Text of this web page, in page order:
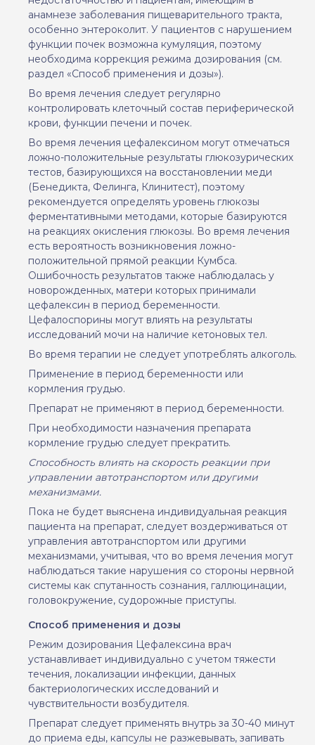
анамнезе заболевания пищеварительного тракта,
особенно энтероколит. У пациентов с нарушением
функции почек возможна кумуляция, поэтому
необходима коррекция режима дозирования (см.
раздел «Способ применения и дозы»).
Во время лечения следует регулярно
контролировать клеточный состав периферической
крови, функции печени и почек.
Во время лечения цефалексином могут отмечаться
ложно-положительные результаты глюкозурических
тестов, базирующихся на восстановлении меди
(Бенедикта, Фелинга, Клинитест), поэтому
рекомендуется определять уровень глюкозы
ферментативными методами, которые базируются
на реакциях окисления глюкозы. Во время лечения
есть вероятность возникновения ложно-
положительной прямой реакции Кумбса.
Ошибочность результатов также наблюдалась у
новорожденных, матери которых принимали
цефалексин в период беременности.
Цефалоспорины могут влиять на результаты
исследований мочи на наличие кетоновых тел.
Во время терапии не следует употреблять алкоголь.
Применение в период беременности или
кормления грудью.
Препарат не применяют в период беременности.
При необходимости назначения препарата
кормление грудью следует прекратить.
Способность влиять на скорость реакции при
управлении автотранспортом или другими
механизмами.
Пока не будет выяснена индивидуальная реакция
пациента на препарат, следует воздерживаться от
управления автотранспортом или другими
механизмами, учитывая, что во время лечения могут
наблюдаться такие нарушения со стороны нервной
системы как спутанность сознания, галлюцинации,
головокружение, судорожные приступы.
Способ применения и дозы
Режим дозирования Цефалексина врач
устанавливает индивидуально с учетом тяжести
течения, локализации инфекции, данных
бактериологических исследований и
чувствительности возбудителя.
Препарат следует применять внутрь за 30-40 минут
до приема еды, капсулы не разжевывать, запивать